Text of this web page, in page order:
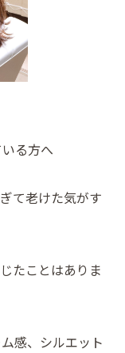
る方へ
て老けた気がす
たことはありま
感、シルエット